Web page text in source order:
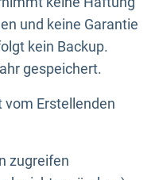
und keine Garantie
kein Backup.
gespeichert.
Erstellenden
zugreifen